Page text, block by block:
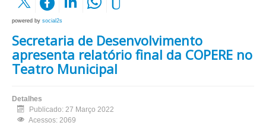
powered by social2s
Secretaria de Desenvolvimento
apresenta relatório final da COPERE no
Teatro Municipal
Detalhes
Publicado: 27 Março 2022
Acessos: 2069